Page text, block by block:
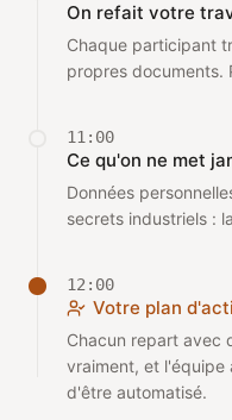
On refait votre
Chaque participant
propres documents.
11:00
Ce qu'on ne met
Données
secrets industriels :
12:00
Votre plan
Chacun repart avec
vraiment, et l'équipe
d'être automatisé.